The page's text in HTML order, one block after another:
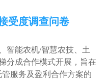
受度调查问卷
智能农机/智慧农技、土
分成合作模式开展，旨在
服务及盈利合作方案的